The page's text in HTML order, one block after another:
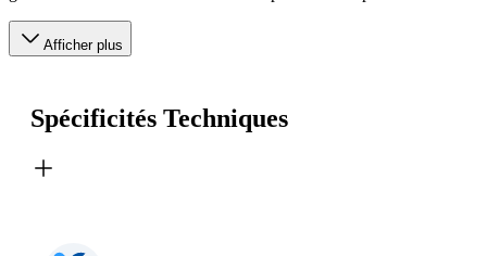
Afficher plus
Spécificités Techniques